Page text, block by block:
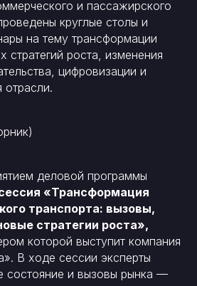
и пассажирского
круглые столы и
на тему трансформации
стратегий роста, изменения
цифровизации и
отрасли.
деловой программы
«Трансформация
транспорта: вызовы,
стратегии роста»,
которой выступит компания
В ходе сессии эксперты
состояние и вызовы рынка —